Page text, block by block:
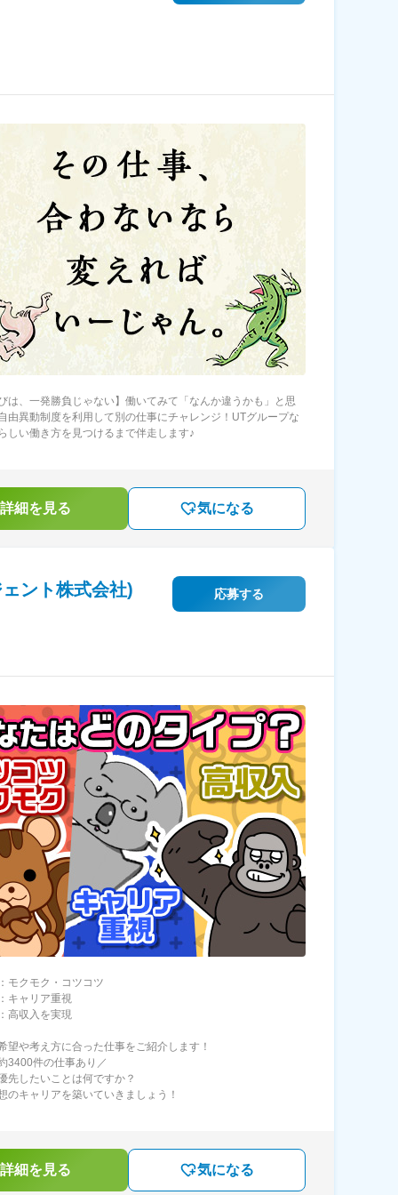
は、一発勝負じゃない】働いてみて「なんか違うかも」と思
由異動制度を利用して別の仕事にチャレンジ！UTグループな
しい働き方を見つけるまで伴走します♪
細を見る 気になる
ント株式会社) 応募する
モクモク・コツコツ
キャリア重視
高収入を実現
望や考え方に合った仕事をご紹介します！
3400件の仕事あり／
先したいことは何ですか？
のキャリアを築いていきましょう！
細を見る 気になる